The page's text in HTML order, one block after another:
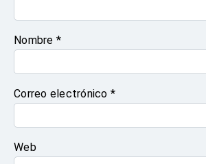
Nombre *
Correo electrónico *
Web